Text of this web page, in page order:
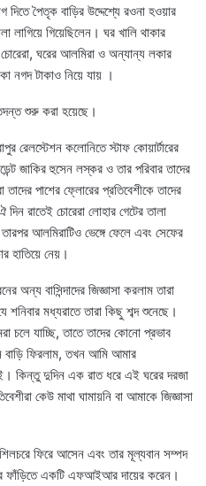
দিতে পৈতৃক বাড়ির উদ্দেশ্যে রওনা হওয়ার
লাগিয়ে গিয়েছিলেন। ঘর খালি থাকার
ঘরের আলমিরা ও অন্যান্য লকার
নগদ টাকাও নিয়ে যায় ।
শুরু করা হয়েছে।
রেলস্টেশন কলোনিতে স্টাফ কোয়ার্টারের
জাকির হুসেন লস্কর ও তার পরিবার তাদের
পাশের ফ্লোরের প্রতিবেশীকে তাদের
রাতেই চোরেরা লোহার গেটের তালা
আলমিরাটিও ভেঙ্গে ফেলে এবং সেফের
হাতিয়ে নেয়।
বাসিন্দাদের জিজ্ঞাসা করলাম তারা
শনিবার মধ্যরাতে তারা কিছু শব্দ শুনেছে।
চলে যাচ্ছি, তাতে তাদের কোনো প্রভাব
ফিরলাম, তখন আমি আমার
কিন্তু দুদিন এক রাত ধরে এই ঘরের দরজা
কেউ মাথা ঘামায়নি বা আমাকে জিজ্ঞাসা
ফিরে আসেন এবং তার মূল্যবান সম্পদ
ফাঁড়িতে একটি এফআইআর দায়ের করেন।